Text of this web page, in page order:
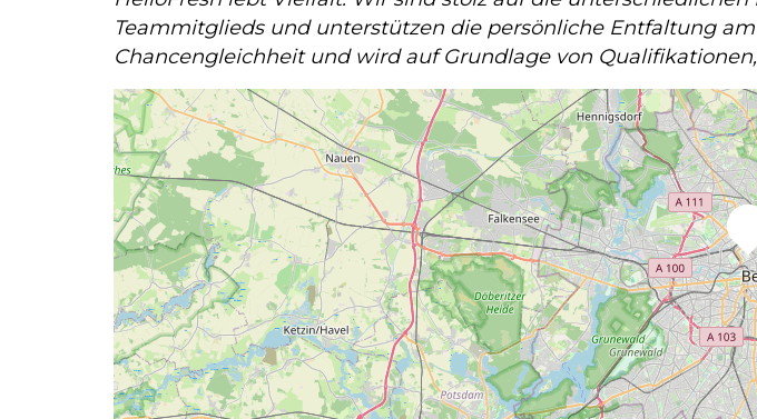
Teammitglieds und unterstützen die persönliche Entfaltung
Chancengleichheit und wird auf Grundlage von